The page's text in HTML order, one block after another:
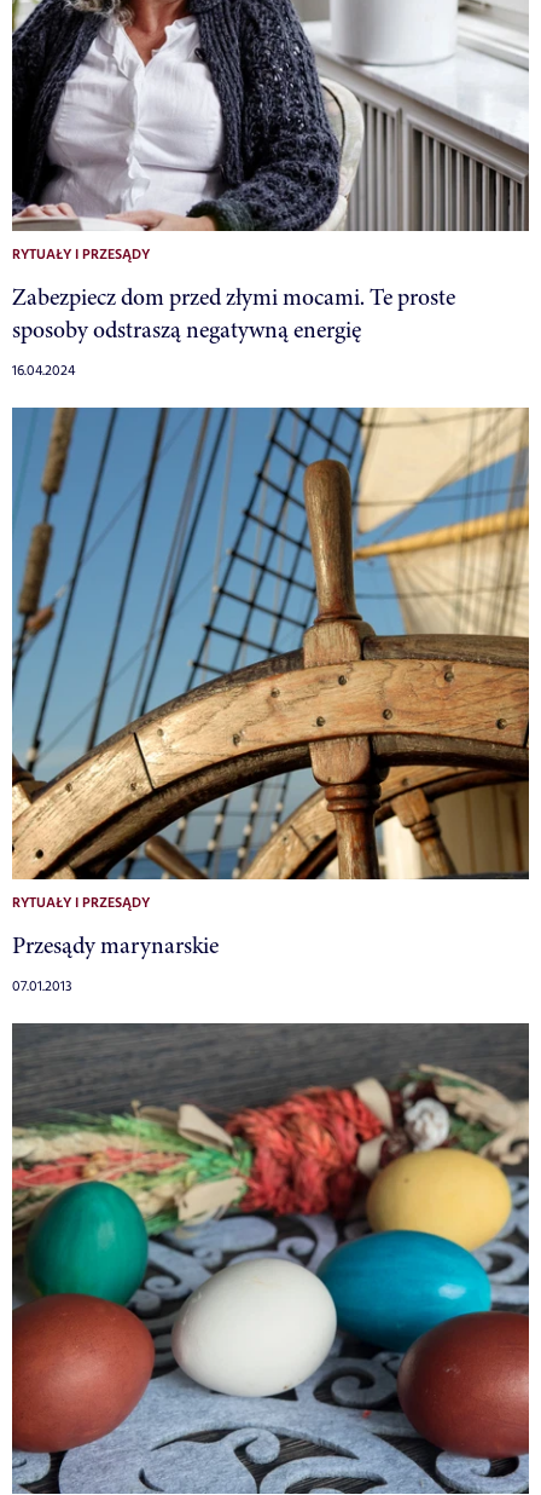
RYTUAŁY I PRZESĄDY
Zabezpiecz dom przed złymi mocami. Te proste
sposoby odstraszą negatywną energię
16.04.2024
RYTUAŁY I PRZESĄDY
Przesądy marynarskie
07.01.2013